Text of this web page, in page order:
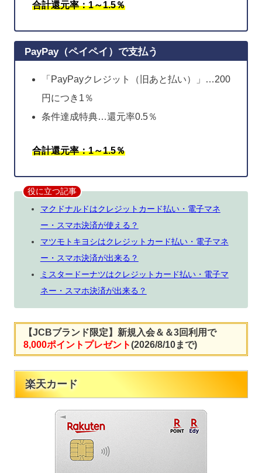
合計還元率：1～1.5％
PayPay（ペイペイ）で支払う
「PayPayクレジット（旧あと払い）」…200
円につき1％
条件達成特典…還元率0.5％
合計還元率：1～1.5％
役に立つ記事
マクドナルドはクレジットカード払い・電子マネ
ー・スマホ決済が使える？
マツモトキヨシはクレジットカード払い・電子マネ
ー・スマホ決済が出来る？
ミスタードーナツはクレジットカード払い・電子マ
ネー・スマホ決済が出来る？
【JCBブランド限定】新規入会＆＆3回利用で
8,000ポイントプレゼント(2026/8/10まで)
楽天カード